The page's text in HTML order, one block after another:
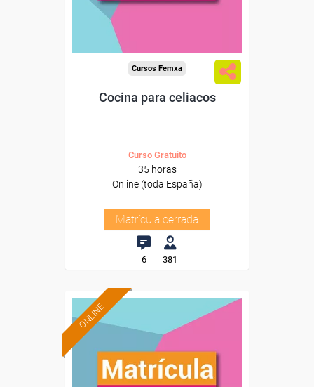
Cursos Femxa
Cocina para celiacos
Curso Gratuito
35 horas
Online (toda España)
Matrícula cerrada
6 381
ONLINE